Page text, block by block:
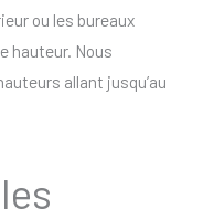
ou les bureaux
hauteur. Nous
allant jusqu’au